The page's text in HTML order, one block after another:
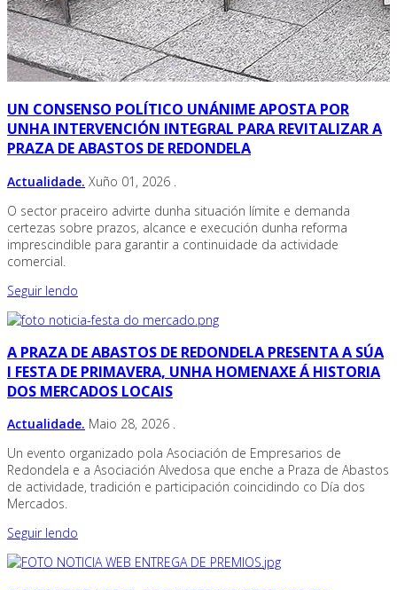
UN CONSENSO POLÍTICO UNÁNIME APOSTA POR
UNHA INTERVENCIÓN INTEGRAL PARA REVITALIZAR A
PRAZA DE ABASTOS DE REDONDELA
Actualidade. Xuño 01, 2026
O sector praceiro advirte dunha situación límite e demanda
certezas sobre prazos, alcance e execución dunha reforma
imprescindible para garantir a continuidade da actividade
comercial.
Seguir lendo
A PRAZA DE ABASTOS DE REDONDELA PRESENTA A SÚA
I FESTA DE PRIMAVERA, UNHA HOMENAXE Á HISTORIA
DOS MERCADOS LOCAIS
Actualidade. Maio 28, 2026 .
Un evento organizado pola Asociación de Empresarios de
Redondela e a Asociación Alvedosa que enche a Praza de Abastos
de actividade, tradición e participación coincidindo co Día dos
Mercados.
Seguir lendo